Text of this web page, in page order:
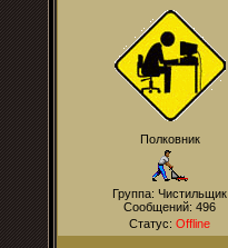
Полковник
Группа: Чистильщик
Сообщений: 496
Статус: Offline